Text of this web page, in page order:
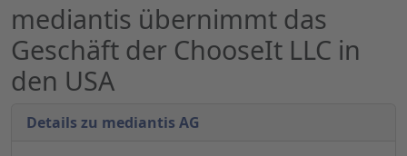
mediantis übernimmt das
Geschäft der ChooseIt LLC in
den USA
Details zu mediantis AG